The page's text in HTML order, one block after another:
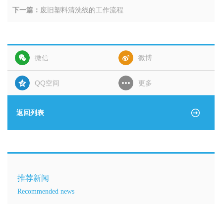
下一篇： 废旧塑料清洗线的工作流程
微信 微博
QQ空间 更多
返回列表
推荐新闻
Recommended news